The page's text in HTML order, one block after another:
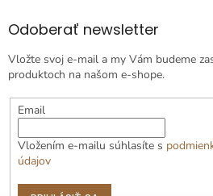
Odoberať newsletter
Vložte svoj e-mail a my Vám budeme
produktoch na našom e-shope.
Email
Vložením e-mailu súhlasíte s
údajov